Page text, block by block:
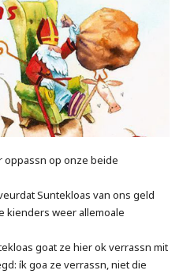
oppassn op onze beide
Suntekloas van ons geld
kienders weer allemoale
goat ze hier ok verrassn mit
ík goa ze verrassn, niet die